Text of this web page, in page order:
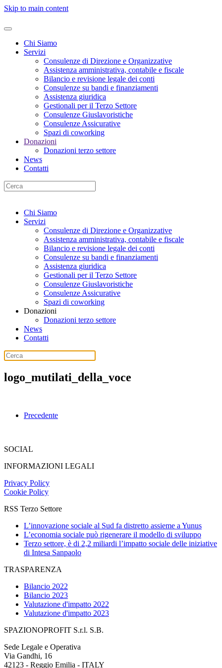
Skip to main content
Chi Siamo
Servizi
Consulenze di Direzione e Organizzative
Assistenza amministrativa, contabile e fiscale
Bilancio e revisione legale dei conti
Consulenze su bandi e finanziamenti
Assistenza giuridica
Gestionali per il Terzo Settore
Consulenze Giuslavoristiche
Consulenze Assicurative
Spazi di coworking
Donazioni
Donazioni terzo settore
News
Contatti
Chi Siamo
Servizi
Consulenze di Direzione e Organizzative
Assistenza amministrativa, contabile e fiscale
Bilancio e revisione legale dei conti
Consulenze su bandi e finanziamenti
Assistenza giuridica
Gestionali per il Terzo Settore
Consulenze Giuslavoristiche
Consulenze Assicurative
Spazi di coworking
Donazioni
Donazioni terzo settore
News
Contatti
logo_mutilati_della_voce
Precedente
SOCIAL
INFORMAZIONI LEGALI
Privacy Policy
Cookie Policy
RSS Terzo Settore
L’innovazione sociale al Sud fa distretto assieme a Yunus
L’economia sociale può rigenerare il modello di sviluppo
Terzo settore, è di 2,2 miliardi l’impatto sociale delle iniziative
di Intesa Sanpaolo
TRASPARENZA
Bilancio 2022
Bilancio 2023
Valutazione d'impatto 2022
Valutazione d'impatto 2023
SPAZIONOPROFIT S.r.l. S.B.
Sede Legale e Operativa
Via Gandhi, 16
42123 - Reggio Emilia - ITALY